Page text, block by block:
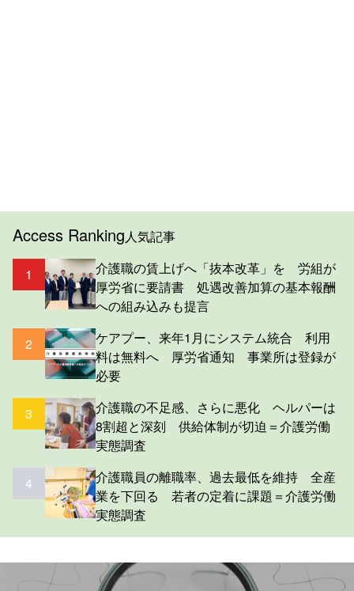
Access Ranking人気記事
1
介護職の賃上げへ「抜本改革」を 労組が
厚労省に要請書 処遇改善加算の基本報酬
への組み込みも提言
2
ケアプー、来年1月にシステム統合 利用
料は無料へ 厚労省通知 事業所は登録が
必要
3
介護職の不足感、さらに悪化 ヘルパーは
8割超と深刻 供給体制が切迫＝介護労働
実態調査
4
介護職員の離職率、過去最低を維持 全産
業を下回る 若者の定着に課題＝介護労働
実態調査